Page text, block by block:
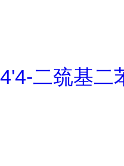
4'4-二巯基二